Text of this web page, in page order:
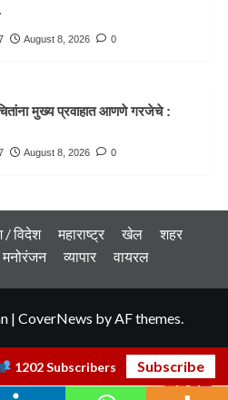
August 8, 2026 0
मुख्य प्रवाहात आणणे गरजेचे :
August 8, 2026 0
/ विदेश महाराष्ट्र खेल
शहर
मनोरंजन व्यापार वायरल
| CoverNews by AF themes.
1202Subscribers Subscribe